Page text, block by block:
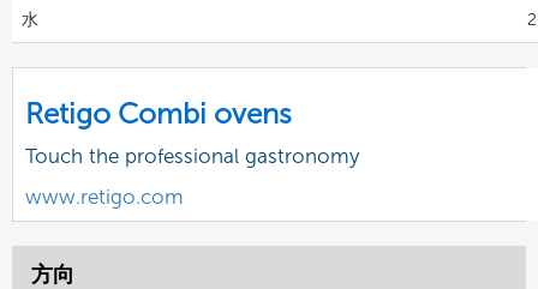
水
Retigo Combi ovens
Touch the professional gastronomy
www.retigo.com
方向